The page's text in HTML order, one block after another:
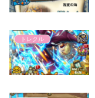
トレクル